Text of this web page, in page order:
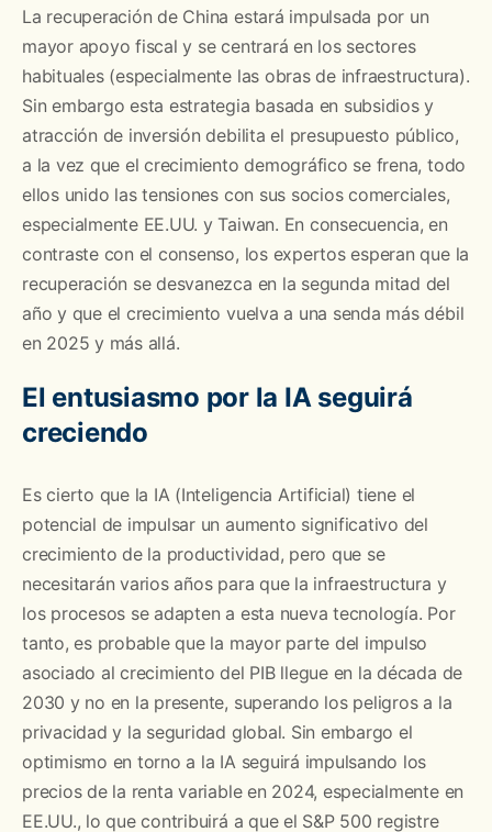
La recuperación de China estará impulsada por un
mayor apoyo fiscal y se centrará en los sectores
habituales (especialmente las obras de infraestructura).
Sin embargo esta estrategia basada en subsidios y
atracción de inversión debilita el presupuesto público,
a la vez que el crecimiento demográfico se frena, todo
ellos unido las tensiones con sus socios comerciales,
especialmente EE.UU. y Taiwan. En consecuencia, en
contraste con el consenso, los expertos esperan que la
recuperación se desvanezca en la segunda mitad del
año y que el crecimiento vuelva a una senda más débil
en 2025 y más allá.
El entusiasmo por la IA seguirá
creciendo
Es cierto que la IA (Inteligencia Artificial) tiene el
potencial de impulsar un aumento significativo del
crecimiento de la productividad, pero que se
necesitarán varios años para que la infraestructura y
los procesos se adapten a esta nueva tecnología. Por
tanto, es probable que la mayor parte del impulso
asociado al crecimiento del PIB llegue en la década de
2030 y no en la presente, superando los peligros a la
privacidad y la seguridad global. Sin embargo el
optimismo en torno a la IA seguirá impulsando los
precios de la renta variable en 2024, especialmente en
EE.UU., lo que contribuirá a que el S&P 500 registre